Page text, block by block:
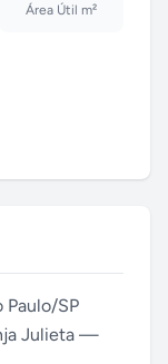
Área Útil m²
SP
Julieta —